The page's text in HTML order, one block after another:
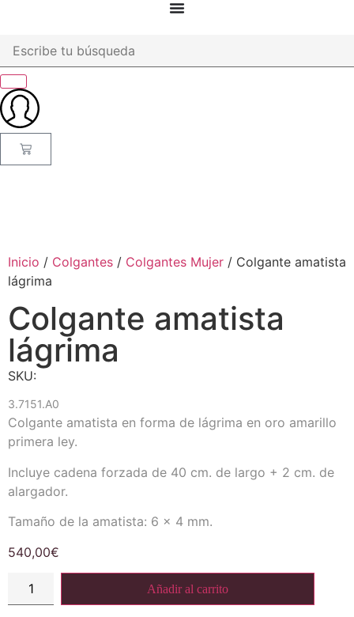
Inicio / Colgantes / Colgantes Mujer / Colgante amatista
lágrima
Colgante amatista
lágrima
SKU:
3.7151.A0
Colgante amatista en forma de lágrima en oro amarillo
primera ley.
Incluye cadena forzada de 40 cm. de largo + 2 cm. de
alargador.
Tamaño de la amatista: 6 x 4 mm.
540,00€
Añadir al carrito